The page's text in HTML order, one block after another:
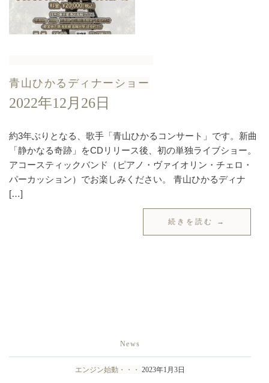
青山ひかるディナーショー
2022年12月26日
約3年ぶりとなる、歌手「青山ひかるコンサート」です。新曲
「静かなる奇跡」をCDリリース後、初の単独ライブショー。
アコースティックバンド（ピアノ・ヴァイオリン・チェロ・
パーカッション）でお楽しみください。 青山ひかるディナ
[…]
続きを読む →
News
エンジン始動・・・ 2023年1月3日